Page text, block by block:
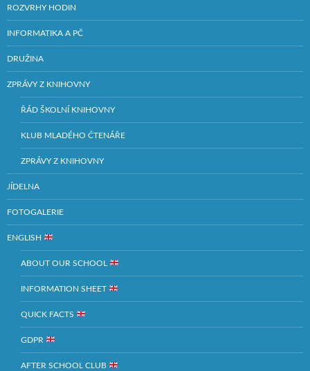
ROZVRHY HODIN
INFORMATIKA A PČ
DRUŽINA
ZPRÁVY Z KNIHOVNY
ŘÁD ŠKOLNÍ KNIHOVNY
KLUB MLADÉHO ČTENÁŘE
ZPRÁVY Z KNIHOVNY
JÍDELNA
FOTOGALERIE
ENGLISH
ABOUT OUR SCHOOL
INFORMATION SHEET
QUICK FACTS
GDPR
AFTER SCHOOL CLUB